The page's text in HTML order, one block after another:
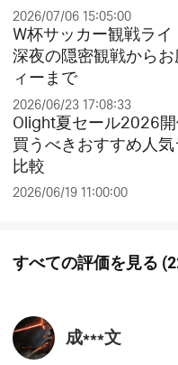
グセールとお得なクリ
り！
2026/07/06 15:05:00
W杯サッカー観戦ライ
深夜の隠密観戦から
ィーまで
2026/06/23 17:08:33
Olight夏セール2026
買うべきおすすめ人
比較
2026/06/19 11:00:00
すべての評価を見る (
成***文